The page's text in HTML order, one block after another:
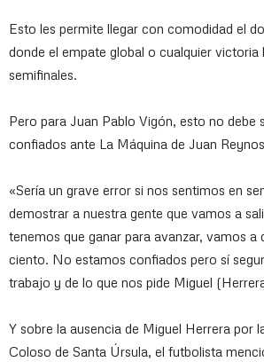
Esto les permite llegar con comodidad el
donde el empate global o cualquier victoria
semifinales.
Pero para Juan Pablo Vigón, esto no debe
confiados ante La Máquina de Juan
«Sería un grave error si nos sentimos en
demostrar a nuestra gente que vamos a
tenemos que ganar para avanzar, vamos a
ciento. No estamos confiados pero sí
trabajo y de lo que nos pide Miguel
Y sobre la ausencia de Miguel Herrera por
Coloso de Santa Úrsula, el futbolista